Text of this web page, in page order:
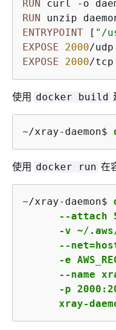
RUN curl -o
RUN unzip
ENTRYPOINT [ "/
EXPOSE
2000
EXPOSE
2000/tcp
使用 docker build
~/xray-daemon$
使用 docker run 在
~/xray-daemon$
--attach
-v ~/
--
-e
--name
-p
xray-